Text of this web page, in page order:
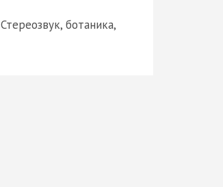
Стереозвук, ботаника,